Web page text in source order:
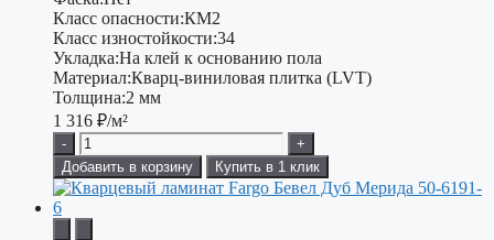
Класс опасности:КМ2
Класс изностойкости:34
Укладка:На клей к основанию пола
Материал:Кварц-виниловая плитка (LVT)
Толщина:2 мм
1 316 ₽/м²
-
+
Добавить в корзину
Купить в 1 клик